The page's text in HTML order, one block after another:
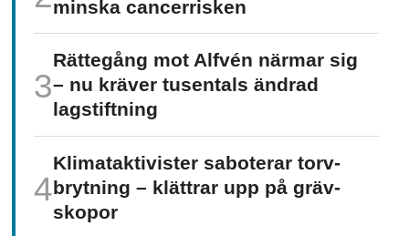
minska cancer­risken
Rättegång mot Alfvén närmar sig
– nu kräver tusentals ändrad
lagstiftning
Klimat­aktivister saboterar torv­
brytning – klättrar upp på gräv­
skopor